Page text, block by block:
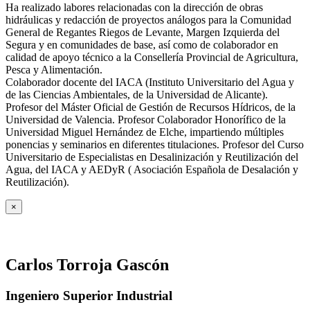
Ha realizado labores relacionadas con la dirección de obras
hidráulicas y redacción de proyectos análogos para la Comunidad
General de Regantes Riegos de Levante, Margen Izquierda del
Segura y en comunidades de base, así como de colaborador en
calidad de apoyo técnico a la Consellería Provincial de Agricultura,
Pesca y Alimentación.
Colaborador docente del IACA (Instituto Universitario del Agua y
de las Ciencias Ambientales, de la Universidad de Alicante).
Profesor del Máster Oficial de Gestión de Recursos Hídricos, de la
Universidad de Valencia. Profesor Colaborador Honorífico de la
Universidad Miguel Hernández de Elche, impartiendo múltiples
ponencias y seminarios en diferentes titulaciones. Profesor del Curso
Universitario de Especialistas en Desalinización y Reutilización del
Agua, del IACA y AEDyR ( Asociación Española de Desalación y
Reutilización).
×
Carlos Torroja Gascón
Ingeniero Superior Industrial